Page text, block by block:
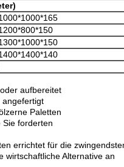
aufbereitet
angefertigt
Paletten
Sie forderten
errichtet für die
wirtschaftliche Alternative an